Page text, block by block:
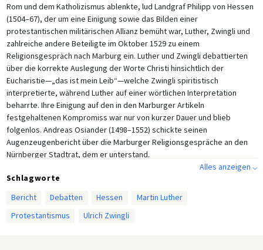
Rom und dem Katholizismus ablenkte, lud Landgraf Philipp von Hessen
(1504–67), der um eine Einigung sowie das Bilden einer
protestantischen militärischen Allianz bemüht war, Luther, Zwingli und
zahlreiche andere Beteiligte im Oktober 1529 zu einem
Religionsgespräch nach Marburg ein. Luther und Zwingli debattierten
über die korrekte Auslegung der Worte Christi hinsichtlich der
Eucharistie—„das ist mein Leib“—welche Zwingli spiritistisch
interpretierte, während Luther auf einer wörtlichen Interpretation
beharrte. Ihre Einigung auf den in den Marburger Artikeln
festgehaltenen Kompromiss war nur von kurzer Dauer und blieb
folgenlos. Andreas Osiander (1498–1552) schickte seinen
Augenzeugenbericht über die Marburger Religionsgespräche an den
Nürnberger Stadtrat, dem er unterstand.
Alles anzeigen ⌵
Schlagworte
Bericht
Debatten Hessen
Martin Luther
Protestantismus
Ulrich Zwingli